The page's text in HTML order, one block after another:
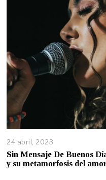
24 abril, 2023
Sin Mensaje De Buenos
y su metamorfosis del